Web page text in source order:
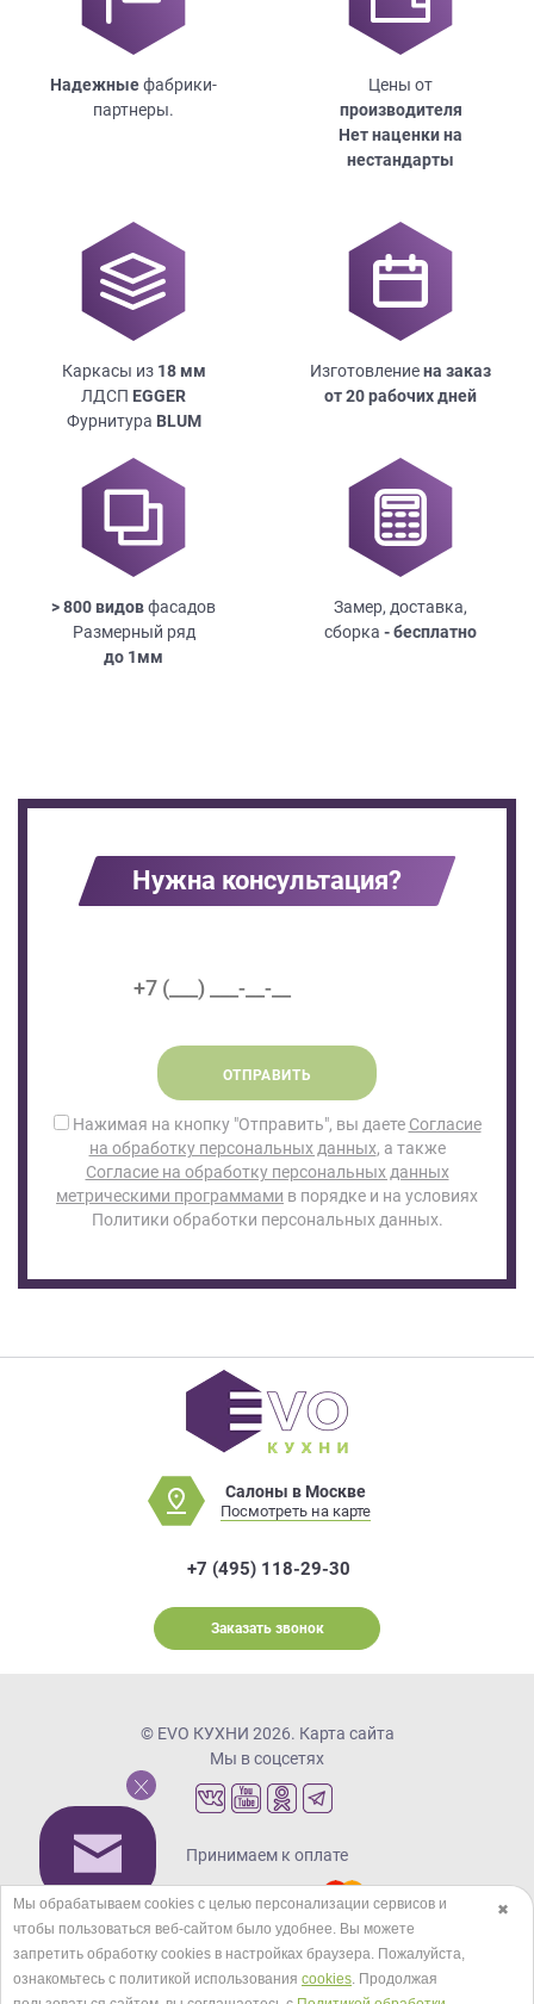
Надежныефабрики-
партнеры.
Цены от
производителя
Нет наценки на
нестандарты
Каркасы из 18мм
ЛДСП EGGER
Фурнитура BLUM
Изготовлениена заказ
от 20 рабочих дней
> 800 видовфасадов
Размерный ряд
до 1мм
Замер, доставка,
сборка - бесплатно
Нужна консультация?
ОТПРАВИТЬ
Нажимая на кнопку "Отправить", вы даете Согласие
на обработку персональных данных, а также
Согласие на обработку персональных данных
метрическими программами в порядке и на условиях
Политики обработки персональных данных.
Салоны в Москве
Посмотреть на карте
+7 (495) 118-29-30
Заказать звонок
© EVO КУХНИ 2026. Карта сайта
Мы в соцсетях
Принимаем к оплате
Кредиты и рассрочка
✖
Мы обрабатываем cookies с целью персонализации сервисов и
чтобы пользоваться веб-сайтом было удобнее. Вы можете
запретить обработку сookies в настройках браузера. Пожалуйста,
ознакомьтесь с политикой использования cookies. Продолжая